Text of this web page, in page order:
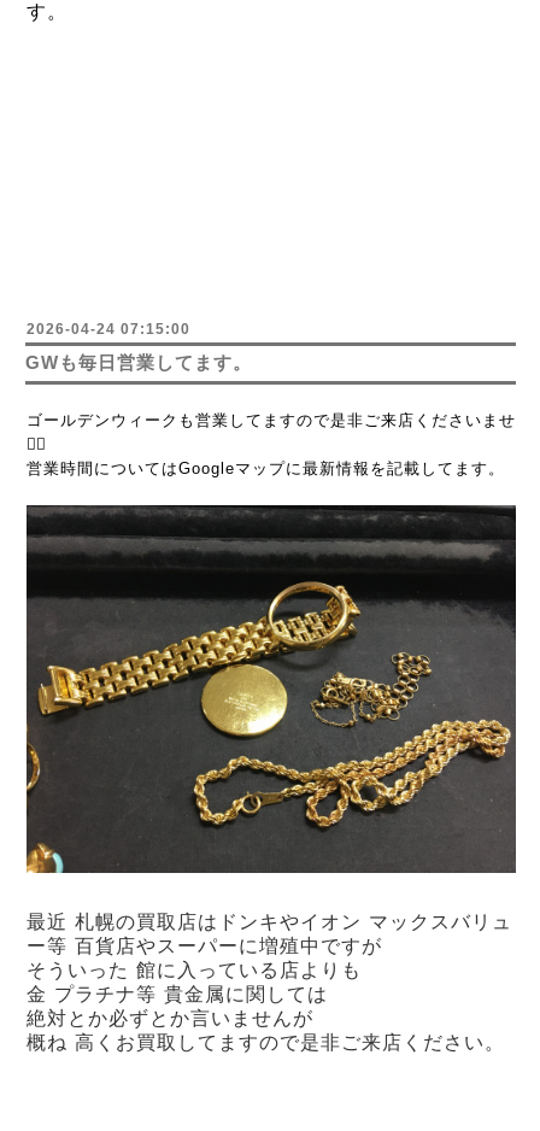
す。
2026-04-24 07:15:00
GWも毎日営業してます。
ゴールデンウィークも営業してますので是非ご来店くださいませ
🙇‍♂️
営業時間についてはGoogleマップに最新情報を記載してます。
最近 札幌の買取店はドンキやイオン マックスバリュ
ー等 百貨店やスーパーに増殖中ですが
そういった 館に入っている店よりも
金 プラチナ等 貴金属に関しては
絶対とか必ずとか言いませんが
概ね 高くお買取してますので是非ご来店ください。